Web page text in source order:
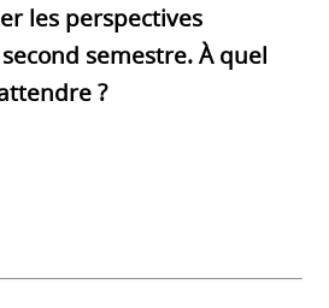
les perspectives
semestre. À quel
?